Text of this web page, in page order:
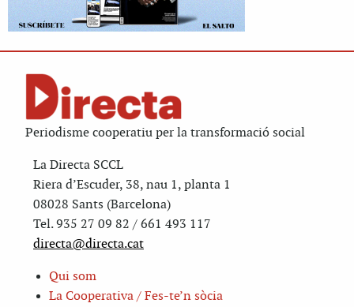
Periodisme cooperatiu per la transformació social
La Directa SCCL
Riera d’Escuder, 38, nau 1, planta 1
08028 Sants (Barcelona)
Tel. 935 27 09 82 / 661 493 117
directa@directa.cat
Qui som
La Cooperativa / Fes-te’n sòcia